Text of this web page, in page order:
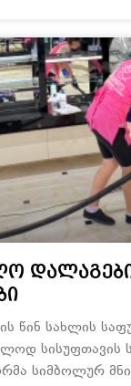
წინ სახლის
სისუფთავის
სიმბოლურ